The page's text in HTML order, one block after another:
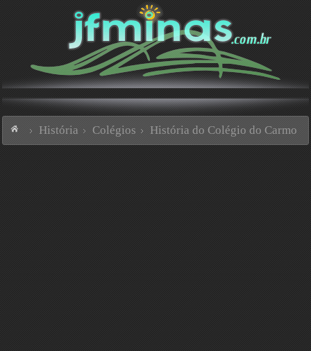
História Colégios História do Colégio do Carmo